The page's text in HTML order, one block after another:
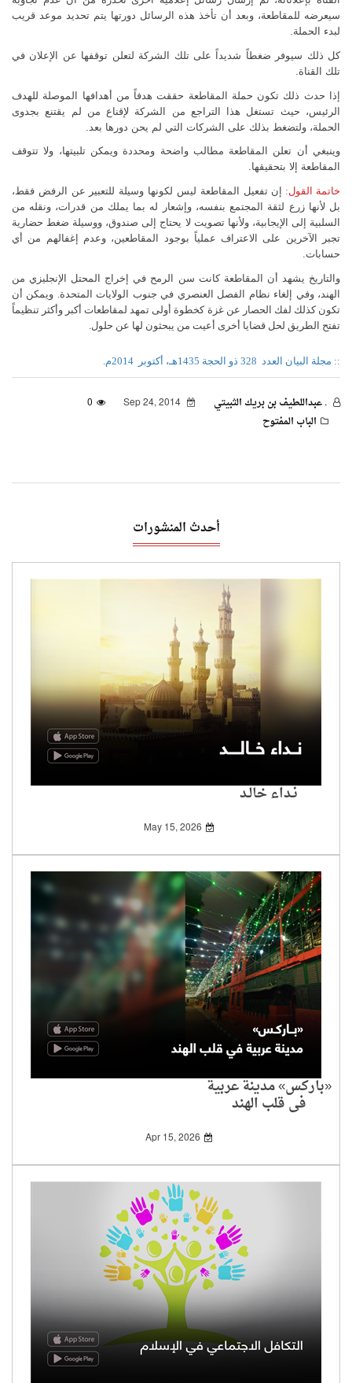
سيعرضه للمقاطعة، وبعد أن تأخذ هذه الرسائل دورتها يتم تحديد موعد قريب
لبدء الحملة.
كل ذلك سيوفر ضغطاً شديداً على تلك الشركة لتعلن توقفها عن الإعلان في
تلك القناة.
إذا حدث ذلك تكون حملة المقاطعة حققت هدفاً من أهدافها الموصلة للهدف
الرئيس، حيث تستغل هذا التراجع من الشركة لإقناع من لم يقتنع بجدوى
الحملة، ولتضغط بذلك على الشركات التي لم يحن دورها بعد.
وينبغي أن تعلن المقاطعة مطالب واضحة ومحددة ويمكن تلبيتها، ولا تتوقف
المقاطعة إلا بتحقيقها.
خاتمة القول:
إن تفعيل المقاطعة ليس لكونها وسيلة للتعبير عن الرفض فقط،
بل لأنها زرع لثقة المجتمع بنفسه، وإشعار له بما يملك من قدرات، ونقله من
السلبية إلى الإيجابية، ولأنها تصويت لا يحتاج إلى صندوق، ووسيلة ضغط حضارية
تجبر الآخرين على الاعتراف عملياً بوجود المقاطعين، وعدم إغفالهم من أي
حسابات.
والتاريخ يشهد أن المقاطعة كانت سن الرمح في إخراج المحتل الإنجليزي من
الهند، وفي إلغاء نظام الفصل العنصري في جنوب الولايات المتحدة. ويمكن أن
تكون كذلك لفك الحصار عن غزة كخطوة أولى تمهد لمقاطعات أكبر وأكثر تنظيماً
تفتح الطريق لحل قضايا أخرى أعيت من يبحثون لها عن حلول.
:: مجلة البيان العدد 328 ذو الحجة 1435هـ، أكتوبر 2014م.
. عبداللطيف بن بريك الثبيتي
0
الباب المفتوح
أحدث المنشورات
نـداء خالـد
May 15, 2026
«باركس» مدينة عربية
في قلب الهند
Apr 15, 2026